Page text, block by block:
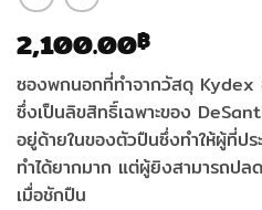
2,100.00฿
ซองพกนอกที่ทำจากวัสดุ
ซึ่งเป็นลิขสิทธิ์เฉพาะของ
อยู่ด้ายในของตัวปืนซึ่งทำให้ผู้ที่ป
ทำได้ยากมาก แต่ผู้ยิงสามารถปล
เมื่อชักปืน